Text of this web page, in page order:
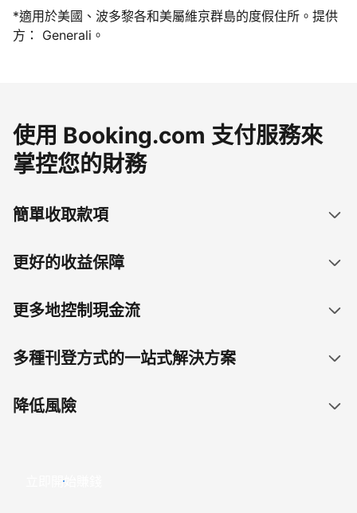
*適用於美國、波多黎各和美屬維京群島的度假住所。提供
方： Generali。
使用 Booking.com 支付服務來
掌控您的財務
簡單收取款項
更好的收益保障
更多地控制現金流
多種刊登方式的一站式解決方案
降低風險
立即開始賺錢